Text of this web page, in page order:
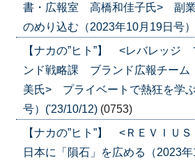
書・広報室 高橋和佳子氏> 副業
のめり込む（2023年10月19日号
【ナカの”ヒト”】 <レバレッジ
ンド戦略課 ブランド広報チー
美氏> プライベートで熱狂を学
号）('23/10/12) (0753)
【ナカの”ヒト”】 <ＲＥＶＩＵ
日本に「隕石」を広める（2023